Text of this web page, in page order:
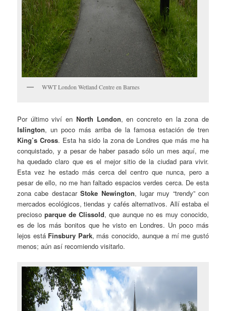
WWT London Wetland Centre en Barnes
Por último viví en North London, en concreto en la zona de
Islington, un poco más arriba de la famosa estación de tren
King’s Cross. Esta ha sido la zona de Londres que más me ha
conquistado, y a pesar de haber pasado sólo un mes aquí, me
ha quedado claro que es el mejor sitio de la ciudad para vivir.
Esta vez he estado más cerca del centro que nunca, pero a
pesar de ello, no me han faltado espacios verdes cerca. De esta
zona cabe destacarStoke Newington, lugar muy “trendy” con
mercados ecológicos, tiendas y cafés alternativos. Allí estaba el
preciosoparque de Clissold, que aunque no es muy conocido,
es de los más bonitos que he visto en Londres. Un poco más
lejos está Finsbury Park, más conocido, aunque a mí me gustó
menos; aún así recomiendo visitarlo.